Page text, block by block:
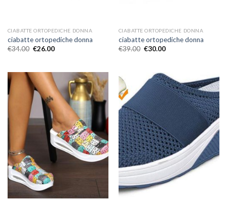
CIABATTE ORTOPEDICHE DONNA
ciabatte ortopediche donna
€34.00 €26.00
CIABATTE ORTOPEDICHE DONNA
ciabatte ortopediche donna
€39.00 €30.00